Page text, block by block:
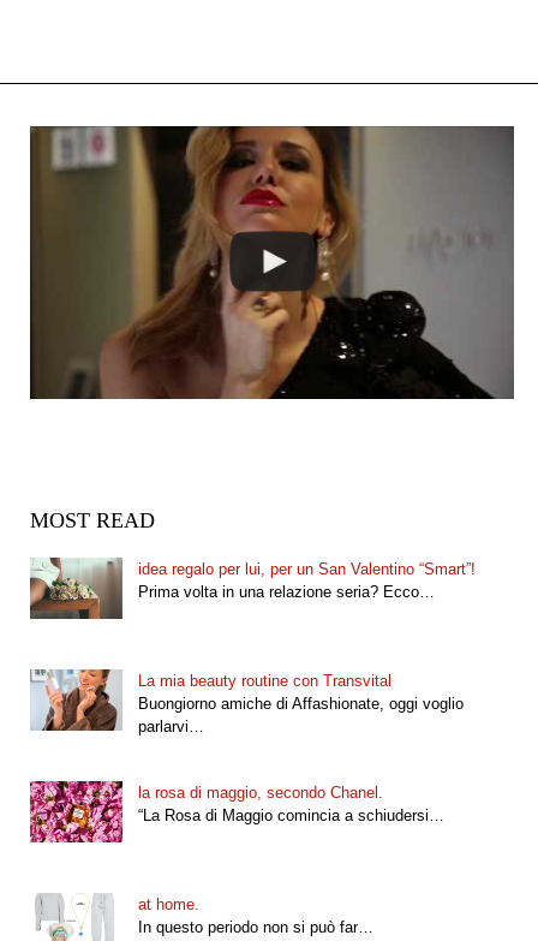
MOST READ
idea regalo per lui, per un San Valentino “Smart”!
Prima volta in una relazione seria? Ecco…
La mia beauty routine con Transvital
Buongiorno amiche di Affashionate, oggi voglio
parlarvi…
la rosa di maggio, secondo Chanel.
“La Rosa di Maggio comincia a schiudersi…
at home.
In questo periodo non si può far…